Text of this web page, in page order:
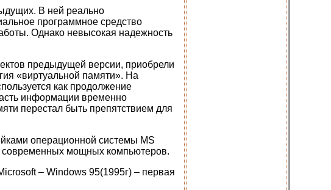
В ней реально
программное средство
Однако невысокая надежность
предыдущей версии, приобрели
«виртуальной памяти». На
как продолжение
информации временно
перестал быть препятствием для
операционной системы MS
современных мощных компьютеров.
– Windows 95(1995г) – первая